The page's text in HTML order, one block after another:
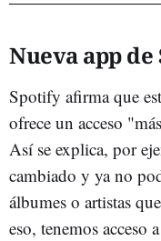
Nueva app
Spotify afirma que
ofrece un acceso
Así se explica, por
cambiado y ya no
álbumes o artistas
eso, tenemos